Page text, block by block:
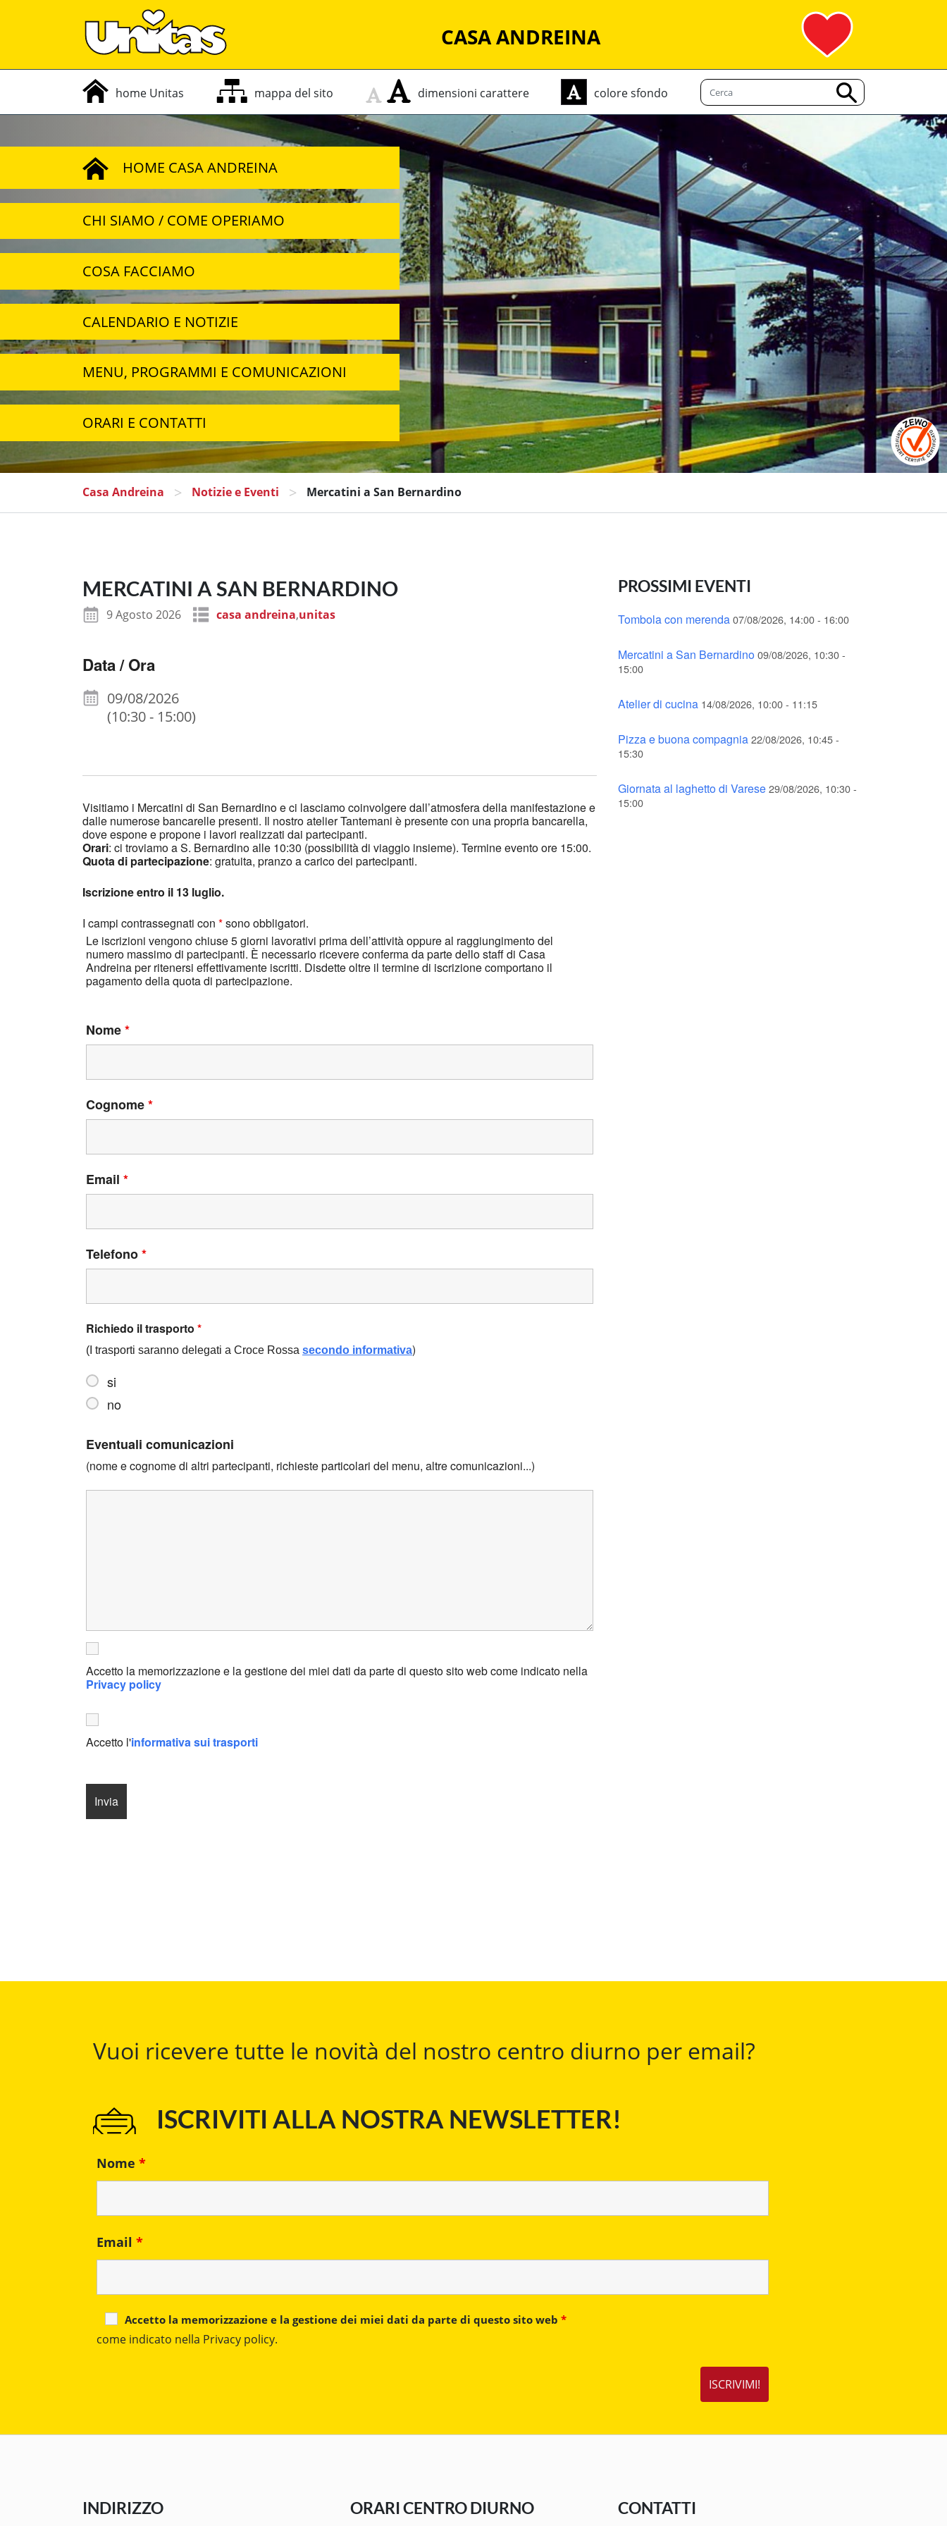
CASA ANDREINA
HOME CASA ANDREINA
CHI SIAMO / COME OPERIAMO
COSA FACCIAMO
CALENDARIO E NOTIZIE
MENU, PROGRAMMI E COMUNICAZIONI
ORARI E CONTATTI
Casa Andreina > Notizie e Eventi > Mercatini a San Bernardino
MERCATINI A SAN BERNARDINO
9 Agosto 2026 casa andreina,unitas
Data / Ora
09/08/2026
(10:30 - 15:00)
Visitiamo i Mercatini di San Bernardino e ci lasciamo coinvolgere dall’atmosfera della manifestazione e
dalle numerose bancarelle presenti. Il nostro atelier Tantemani è presente con una propria bancarella,
dove espone e propone i lavori realizzati dai partecipanti.
Orari: ci troviamo a S. Bernardino alle 10:30 (possibilità di viaggio insieme). Termine evento ore 15:00.
Quota di partecipazione: gratuita, pranzo a carico dei partecipanti.
Iscrizione entro il 13 luglio.
I campi contrassegnati con *sono obbligatori.
Le iscrizioni vengono chiuse 5 giorni lavorativi prima dell’attività oppure al raggiungimento del
numero massimo di partecipanti. È necessario ricevere conferma da parte dello staff di Casa
Andreina per ritenersi effettivamente iscritti. Disdette oltre il termine di iscrizione comportano il
pagamento della quota di partecipazione.
Nome*
Cognome*
Email *
Telefono*
Richiedo il trasporto *
si
no
(I trasporti saranno delegati a Croce Rossa secondo informativa)
Eventuali comunicazioni
(nome e cognome di altri partecipanti, richieste particolari del menu, altre comunicazioni...)
Accetto la memorizzazione e la gestione dei miei dati da parte di questo sito web come indicato nella
Privacy policy
Accetto l'informativa sui trasporti
PROSSIMI EVENTI
Tombola con merenda07/08/2026, 14:00 - 16:00
Mercatini a San Bernardino09/08/2026, 10:30 -
15:00
Atelier di cucina 14/08/2026, 10:00 - 11:15
Pizza e buona compagnia22/08/2026, 10:45 -
15:30
Giornata al laghetto di Varese29/08/2026, 10:30 -
15:00
Vuoi ricevere tutte le novità del nostro centro diurno per email?
ISCRIVITI ALLA NOSTRA NEWSLETTER!
Nome *
Email *
Accetto la memorizzazione e la gestione dei miei dati da parte di questo sito web *
come indicato nella Privacy policy.
home Unitas mappa del sito dimensioni carattere colore sfondo
INDIRIZZO ORARI CENTRO DIURNO CONTATTI